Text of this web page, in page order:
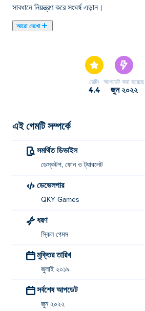
সাবধানে নিয়ন্ত্রণ করে সংঘর্ষ এড়ান।
আরো দেখো
রেটিং
4.4
আপডেট করা হয়েছে
জুন ২০২২
এই গেমটি সম্পর্কে
সমর্থিত ডিভাইস
ডেস্কটপ, ফোন ও ট্যাবলেট
ডেভেলপার
QKY Games
ধরণ
স্কিল গেমস
মুক্তির তারিখ
জুলাই ২০১৯
সর্বশেষ আপডেট
জুন ২০২২